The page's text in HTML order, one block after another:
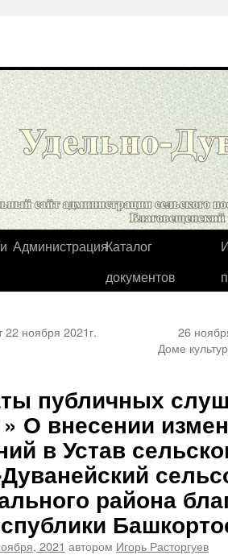
АдминистрацияКаталог
документов
ноября 2021г.
26
Доме
публичных
О внесении
в Устав
района
2021 автором Игорь Расторгуев